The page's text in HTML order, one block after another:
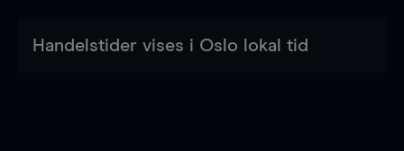
Handelstider vises i Oslo lokal tid